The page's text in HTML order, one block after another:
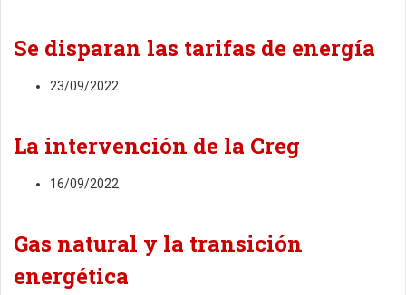
Se disparan las tarifas de energía
23/09/2022
La intervención de la Creg
16/09/2022
Gas natural y la transición
energética